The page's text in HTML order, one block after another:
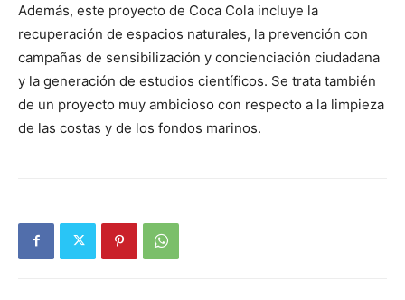
Además, este proyecto de Coca Cola incluye la
recuperación de espacios naturales, la prevención con
campañas de sensibilización y concienciación ciudadana
y la generación de estudios científicos. Se trata también
de un proyecto muy ambicioso con respecto a la limpieza
de las costas y de los fondos marinos.